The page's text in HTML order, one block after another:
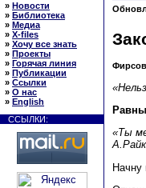
» Новости
» Библиотека
» Медиа
» X-files
» Хочу все знать
» Проекты
» Горячая линия
» Публикации
» Ссылки
» О нас
» English
ССЫЛКИ:
«Ты
Начну